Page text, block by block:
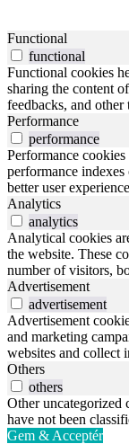
Functional
functional
Functional cookies
sharing the content
feedbacks, and
Performance
performance
Performance
performance
better user
Analytics
analytics
Analytical cookies
the website. These
number of visitors,
Advertisement
advertisement
Advertisement
and marketing
websites and collect
Others
others
Other uncategorized
have not been
Gem & Acceptér